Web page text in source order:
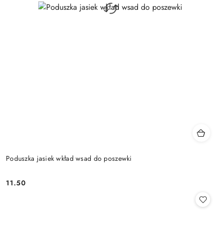
Poduszka jasiek wkład wsad do poszewki
Cena:
11.50